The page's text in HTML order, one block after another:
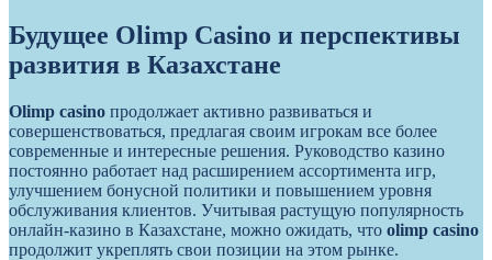
Будущее Olimp Casino и перспективы
развития в Казахстане
Olimp casino продолжает активно развиваться и
совершенствоваться, предлагая своим игрокам все более
современные и интересные решения. Руководство казино
постоянно работает над расширением ассортимента игр,
улучшением бонусной политики и повышением уровня
обслуживания клиентов. Учитывая растущую популярность
онлайн-казино в Казахстане, можно ожидать, что olimp casino
продолжит укреплять свои позиции на этом рынке.